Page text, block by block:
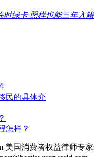
时绿卡 照样也能三年入籍
民的具体介
怎样？
美国消费者权益律师专